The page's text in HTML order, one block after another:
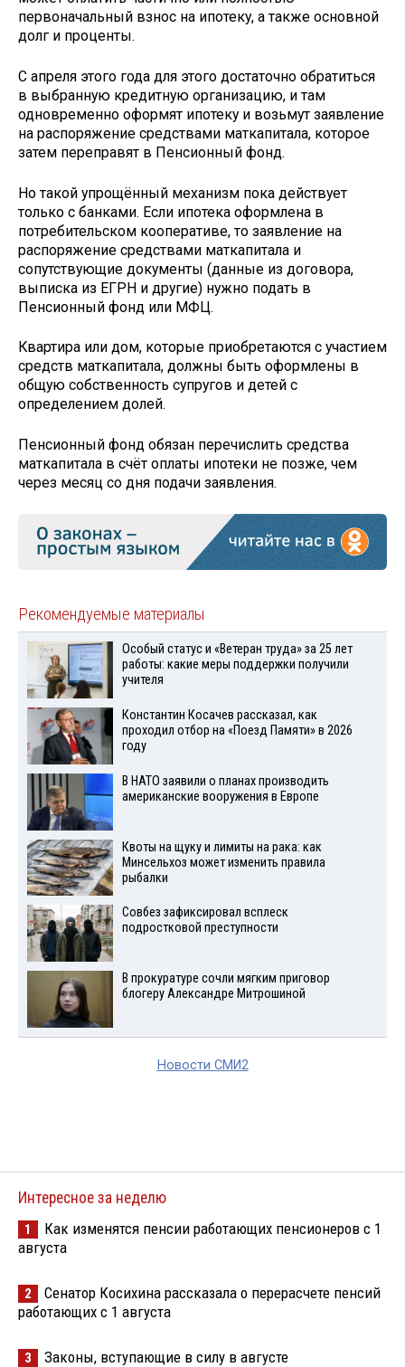
первоначальный взнос на ипотеку, а также основной
долг и проценты.
С апреля этого года для этого достаточно обратиться
в выбранную кредитную организацию, и там
одновременно оформят ипотеку и возьмут заявление
на распоряжение средствами маткапитала, которое
затем переправят в Пенсионный фонд.
Но такой упрощённый механизм пока действует
только с банками. Если ипотека оформлена в
потребительском кооперативе, то заявление на
распоряжение средствами маткапитала и
сопутствующие документы (данные из договора,
выписка из ЕГРН и другие) нужно подать в
Пенсионный фонд или МФЦ.
Квартира или дом, которые приобретаются с участием
средств маткапитала, должны быть оформлены в
общую собственность супругов и детей с
определением долей.
Пенсионный фонд обязан перечислить средства
маткапитала в счёт оплаты ипотеки не позже, чем
через месяц со дня подачи заявления.
Рекомендуемые материалы
Особый статус и «Ветеран труда» за 25 лет
работы: какие меры поддержки получили
учителя
Константин Косачев рассказал, как
проходил отбор на «Поезд Памяти» в 2026
году
В НАТО заявили о планах производить
американские вооружения в Европе
Квоты на щуку и лимиты на рака: как
Минсельхоз может изменить правила
рыбалки
Совбез зафиксировал всплеск
подростковой преступности
В прокуратуре сочли мягким приговор
блогеру Александре Митрошиной
Новости СМИ2
Интересное за неделю
1
Как изменятся пенсии работающих пенсионеров с 1
августа
2
Сенатор Косихина рассказала о перерасчете пенсий
работающих с 1 августа
3 Законы, вступающие в силу в августе